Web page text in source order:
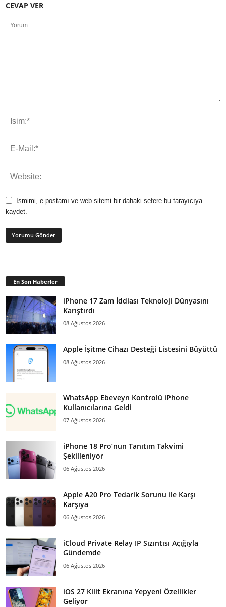
CEVAP VER
Ismimi, e-postamı ve web sitemi bir dahaki sefere bu tarayıcıya
kaydet.
En Son Haberler
iPhone 17 Zam İddiası Teknoloji Dünyasını
Karıştırdı
08 Ağustos 2026
Apple İşitme Cihazı Desteği Listesini Büyüttü
08 Ağustos 2026
WhatsApp Ebeveyn Kontrolü iPhone
Kullanıcılarına Geldi
07 Ağustos 2026
iPhone 18 Pro’nun Tanıtım Takvimi
Şekilleniyor
06 Ağustos 2026
Apple A20 Pro Tedarik Sorunu ile Karşı
Karşıya
06 Ağustos 2026
iCloud Private Relay IP Sızıntısı Açığıyla
Gündemde
06 Ağustos 2026
iOS 27 Kilit Ekranına Yepyeni Özellikler
Geliyor